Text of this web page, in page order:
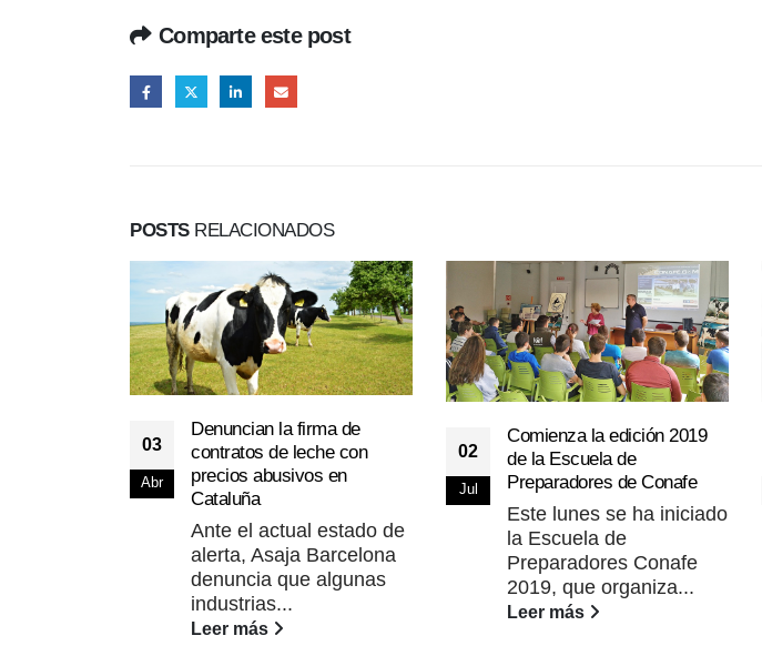
Comparte este post
POSTSRELACIONADOS
03
Abr
Denuncian la firma de
contratos de leche con
precios abusivos en
Cataluña
Ante el actual estado de
alerta, Asaja Barcelona
denuncia que algunas
industrias...
Leer más
02
Jul
Comienza la edición 2019
de la Escuela de
Preparadores de Conafe
Este lunes se ha iniciado
la Escuela de
Preparadores Conafe
2019, que organiza...
Leer más